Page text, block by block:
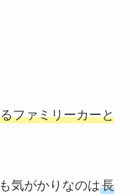
ファミリーカーと
気がかりなのは長